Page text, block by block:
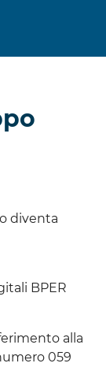
diventa
BPER
alla
059